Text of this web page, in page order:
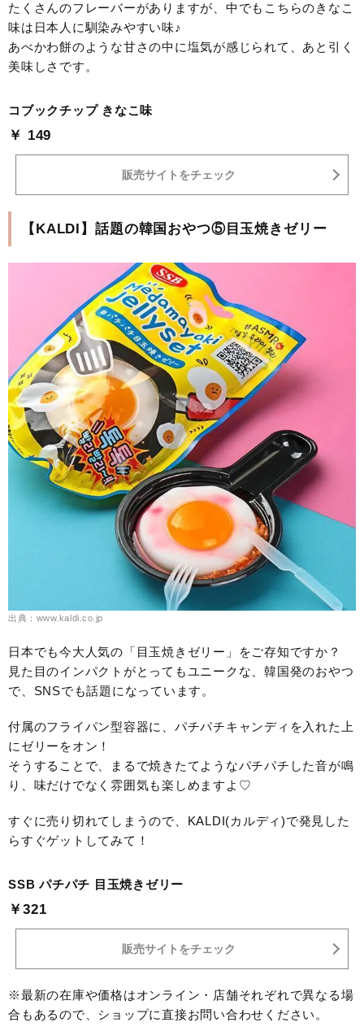
たくさんのフレーバーがありますが、中でもこちらのきなこ
味は日本人に馴染みやすい味♪
あべかわ餅のような甘さの中に塩気が感じられて、あと引く
美味しさです。
コブックチップ きなこ味
￥ 149
販売サイトをチェック
【KALDI】話題の韓国おやつ⑤目玉焼きゼリー
出典：www.kaldi.co.jp
日本でも今大人気の「目玉焼きゼリー」をご存知ですか？
見た目のインパクトがとってもユニークな、韓国発のおやつ
で、SNSでも話題になっています。
付属のフライパン型容器に、パチパチキャンディを入れた上
にゼリーをオン！
そうすることで、まるで焼きたてようなパチパチした音が鳴
り、味だけでなく雰囲気も楽しめますよ♡
すぐに売り切れてしまうので、KALDI(カルディ)で発見した
らすぐゲットしてみて！
SSB パチパチ 目玉焼きゼリー
￥321
販売サイトをチェック
※最新の在庫や価格はオンライン・店舗それぞれで異なる場
合もあるので、ショップに直接お問い合わせください。